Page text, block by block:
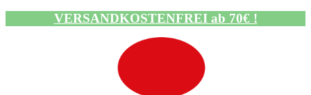
VERSANDKOSTENFREI ab 70€ !